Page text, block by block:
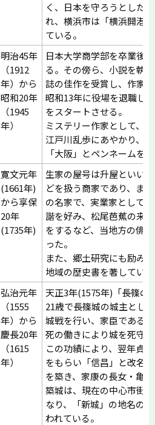
く、日本を守ろうとした
れ、横浜市は「横浜開港
ている。
明治45年
（1912
年）から
昭和20年
（1945
年）
日本大学商学部を卒業後
る。その傍ら、小説を執
誌の佳作を受賞し、作家
昭和13年に役場を退職し
をスタートさせる。
ミステリー作家として、
江戸川乱歩にあやかり、
「大阪」とペンネームを
寛文元年
(1661年)
から享保
20年
(1735年)
生家の屋号は升屋といい
どを扱う商家であり、ま
の名家で、実業家として
諧を好み、松尾芭蕉の来
をするなど、当地方の俳
った。
また、郷土研究にも励み
地域の歴史書を著してい
弘治元年
（1555
年）から
慶長20年
（1615
年）
天正3年(1575年)「長篠の
21歳で長篠城の城主とし
城戦を行い、家臣である
死の働きにより城を死守
この功績により、翌年貞
をもらい「信昌」と改名
を築き、家康の長女・亀
築城は、現在の中心市街
なり、「新城」の地名の
われている。